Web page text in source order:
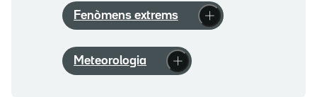
Fenòmens extrems
Meteorologia